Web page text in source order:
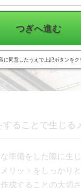
することで生じる
準備をした際に生
リットをしっかり
成することの大切
つぎへ進む
に同意したうえで上記ボタンを